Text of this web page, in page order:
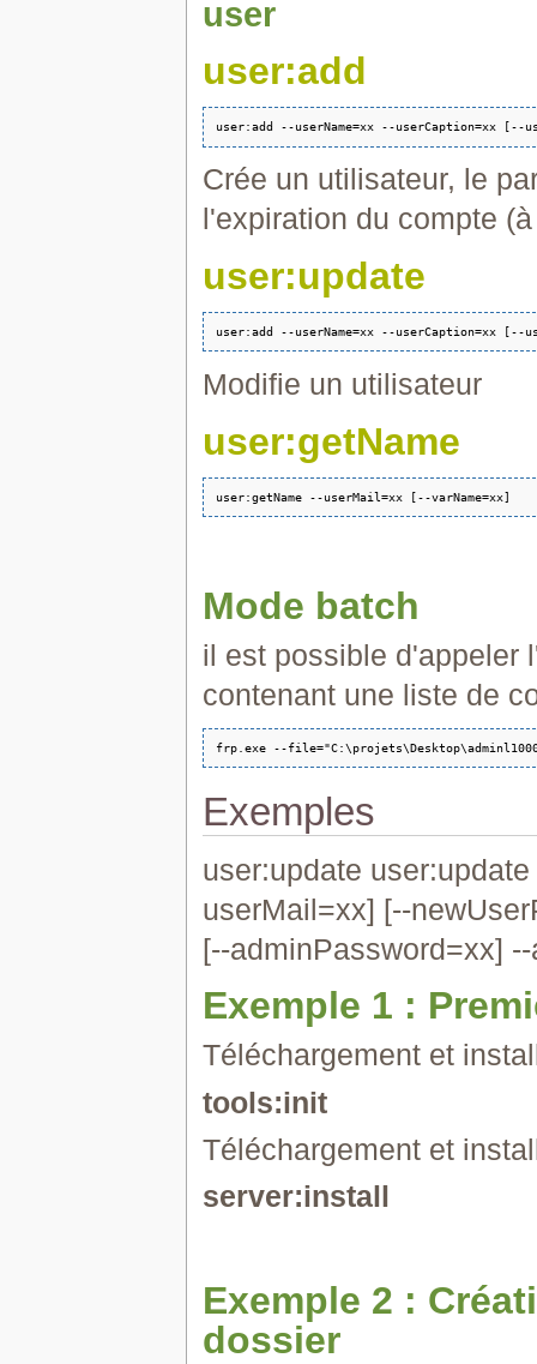
user
user:add
Crée un utilisateur, le
l'expiration du compte
user:update
Modifie un utilisateur
user:getName
Mode batch
il est possible d'appeler
contenant une liste de
Exemples
user:update
userMail=xx] [--
[--adminPassword=xx]
Exemple 1 :
Téléchargement et
tools:init
Téléchargement et
server:install
Exemple 2 :
dossier